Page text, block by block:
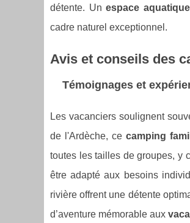
détente. Unespace aquatique
cadre naturel exceptionnel.
Avis et conseils des
Témoignages et
Les vacanciers soulignent
de l'Ardèche, cecamping
toutes les tailles de groupes, y
être adapté aux besoins
rivière offrent une détente
d’aventure mémorable aux